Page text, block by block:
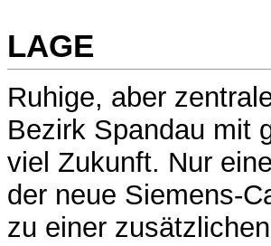
LAGE
Ruhige, aber
Bezirk Spandau mit
viel Zukunft. Nur
der neue Siemens-
zu einer